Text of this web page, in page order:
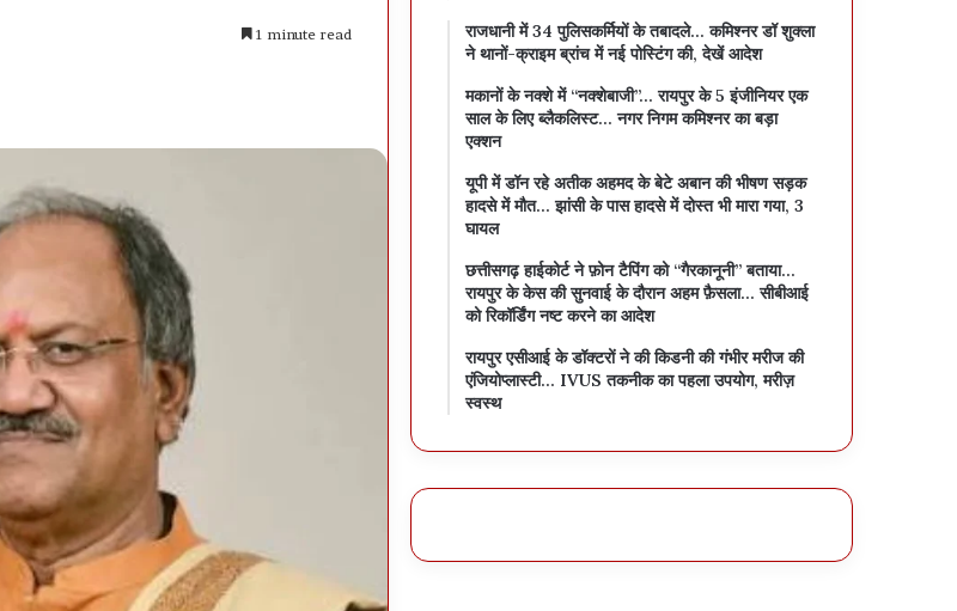
1 minute read
राजधानी में 34 पुलिसकर्मियों के तबादले… कमिश्नर डॉ शुक्ला
ने थानों-क्राइम ब्रांच में नई पोस्टिंग की, देखें आदेश
मकानों के नक्शे में “नक्शेबाजी”… रायपुर के 5 इंजीनियर एक
साल के लिए ब्लैकलिस्ट… नगर निगम कमिश्नर का बड़ा
एक्शन
यूपी में डॉन रहे अतीक अहमद के बेटे अबान की भीषण सड़क
हादसे में मौत… झांसी के पास हादसे में दोस्त भी मारा गया, 3
घायल
छत्तीसगढ़ हाईकोर्ट ने फ़ोन टैपिंग को “गैरकानूनी” बताया…
रायपुर के केस की सुनवाई के दौरान अहम फ़ैसला… सीबीआई
को रिकॉर्डिंग नष्ट करने का आदेश
रायपुर एसीआई के डॉक्टरों ने की किडनी की गंभीर मरीज की
एंजियोप्लास्टी… IVUS तकनीक का पहला उपयोग, मरीज़
स्वस्थ